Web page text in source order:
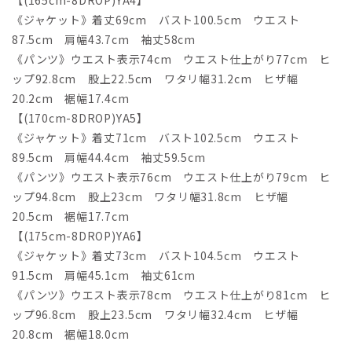
《ジャケット》着丈69cm バスト100.5cm ウエスト
87.5cm 肩幅43.7cm 袖丈58cm
《パンツ》ウエスト表示74cm ウエスト仕上がり77cm ヒ
ップ92.8cm 股上22.5cm ワタリ幅31.2cm ヒザ幅
20.2cm 裾幅17.4cm
【(170cm-8DROP)YA5】
《ジャケット》着丈71cm バスト102.5cm ウエスト
89.5cm 肩幅44.4cm 袖丈59.5cm
《パンツ》ウエスト表示76cm ウエスト仕上がり79cm ヒ
ップ94.8cm 股上23cm ワタリ幅31.8cm ヒザ幅
20.5cm 裾幅17.7cm
【(175cm-8DROP)YA6】
《ジャケット》着丈73cm バスト104.5cm ウエスト
91.5cm 肩幅45.1cm 袖丈61cm
《パンツ》ウエスト表示78cm ウエスト仕上がり81cm ヒ
ップ96.8cm 股上23.5cm ワタリ幅32.4cm ヒザ幅
20.8cm 裾幅18.0cm